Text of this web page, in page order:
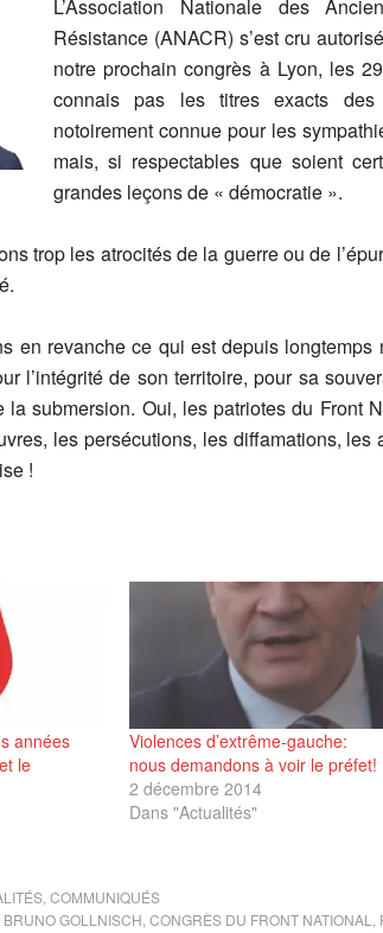
L’Association Nationale des
Résistance (ANACR) s’est cru
notre prochain congrès à Lyon, les
connais pas les titres exacts des
notoirement connue pour les
mais, si respectables que soient
grandes leçons de « démocratie ».
trop les atrocités de la guerre ou de
en revanche ce qui est depuis
l’intégrité de son territoire, pour sa
la submersion. Oui, les patriotes du Front
les persécutions, les diffamations, les
!
années
le
Violences d’extrême-gauche:
nous demandons à voir le préfet!
2 décembre 2014
Dans "Actualités"
COMMUNIQUÉS
BRUNO GOLLNISCH CONGRÈS DU FRONT NATIONAL